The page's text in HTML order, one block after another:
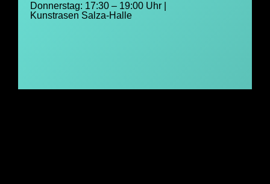
Donnerstag: 17:30 – 19:00 Uhr |
Kunstrasen Salza-Halle